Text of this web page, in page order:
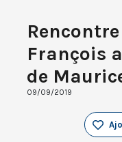
François
de
09/09/2019